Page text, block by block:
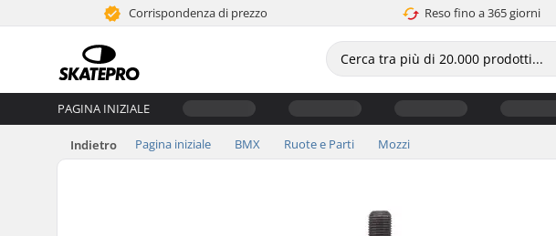
Corrispondenza di prezzo Reso fino a 365 giorni
PAGINA INIZIALE
Indietro Pagina iniziale BMX Ruote e Parti Mozzi